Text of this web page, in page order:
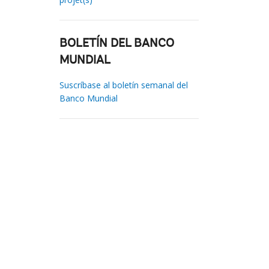
BOLETÍN DEL BANCO
MUNDIAL
Suscríbase al boletín semanal del
Banco Mundial